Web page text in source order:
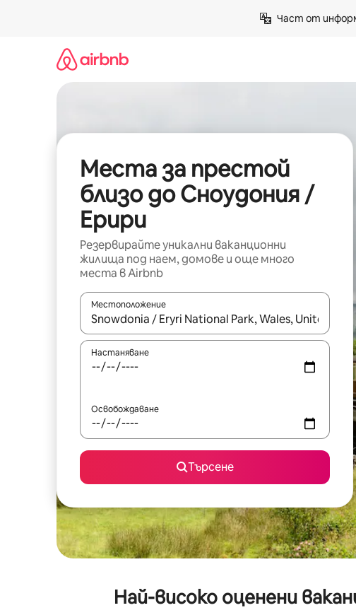
Част от
Места за престой
близо до Сноудония /
Ерири
Резервирайте уникални ваканционни
жилища под наем, домове и още много
места в Airbnb
Местоположение
Когато резултатите се покажат, използвайте
Настаняване
Освобождаване
Търсене
Най-високо оценени